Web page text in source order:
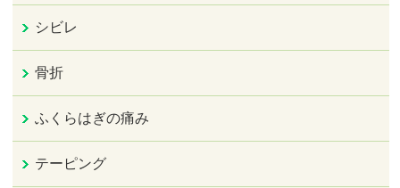
シビレ
骨折
ふくらはぎの痛み
テーピング